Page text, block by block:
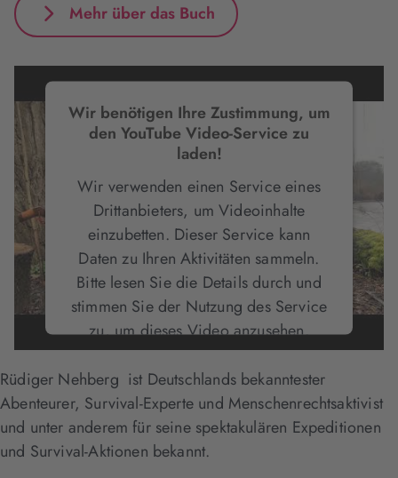
Mehr über das Buch
Wir benötigen Ihre Zustimmung, um
den YouTube Video-Service zu
laden!
Wir verwenden einen Service eines
Drittanbieters, um Videoinhalte
einzubetten. Dieser Service kann
Daten zu Ihren Aktivitäten sammeln.
Bitte lesen Sie die Details durch und
stimmen Sie der Nutzung des Service
zu, um dieses Video anzusehen.
Mehr Informationen
Akzeptieren
Rüdiger Nehberg ist Deutschlands bekanntester
Abenteurer, Survival-Experte und Menschenrechtsaktivist
und unter anderem für seine spektakulären Expeditionen
und Survival-Aktionen bekannt.